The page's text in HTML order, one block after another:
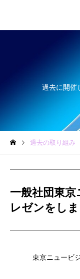
過去に開催
過去の取り組み
一般社団東
レゼンをしま
東京ニュービ